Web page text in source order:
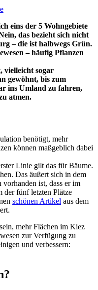
eins der 5 Wohngebiete
das bezieht sich nicht
– die ist halbwegs Grün.
– häufig Pflanzen
vielleicht sogar
gewöhnt, bis zum
ins Umland zu fahren,
atmen.
benötigt, mehr
können maßgeblich dabei
Linie gilt das für Bäume.
Das äußert sich in dem
ist, dass er im
der fünf letzten Plätze
schönen Artikel aus dem
mehr Flächen im Kiez
zur Verfügung zu
und verbessern: